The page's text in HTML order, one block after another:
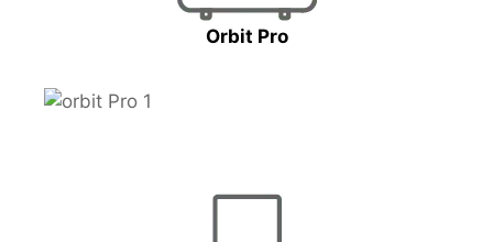
Orbit Pro